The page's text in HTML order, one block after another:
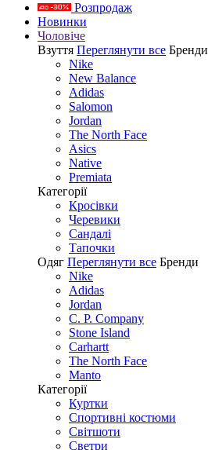
Розпродаж
Новинки
Чоловіче
Взуття Переглянути все Бренди
Nike
New Balance
Adidas
Salomon
Jordan
The North Face
Asics
Native
Premiata
Категорії
Кросівки
Черевики
Сандалі
Tапочки
Одяг Переглянути все Бренди
Nike
Adidas
Jordan
C. P. Company
Stone Island
Carhartt
The North Face
Manto
Категорії
Куртки
Спортивні костюми
Світшоти
Светри